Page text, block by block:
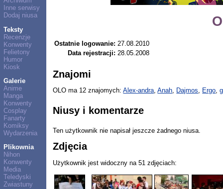
Inne serwisy
Dodaj niusa
Teksty
Recenzje
Konwenty
Felietony
Humor
Kiosk
Galerie
Anime
Manga
Konwenty
Cosplay
Fanarty
Komiksy
Wydarzenia
Plikownia
Nihon
Konwenty
Media
Teledyski
Zwiastuny
Ostatnie logowanie: 27.08.2010
Data rejestracji: 28.05.2008
Znajomi
OLO ma 12 znajomych:Alex-andra,Anah, Dajmos, Ergo,
Niusy i komentarze
Ten użytkownik nie napisał jeszcze żadnego niusa.
Zdjęcia
Użytkownik jest widoczny na 51 zdjęciach: